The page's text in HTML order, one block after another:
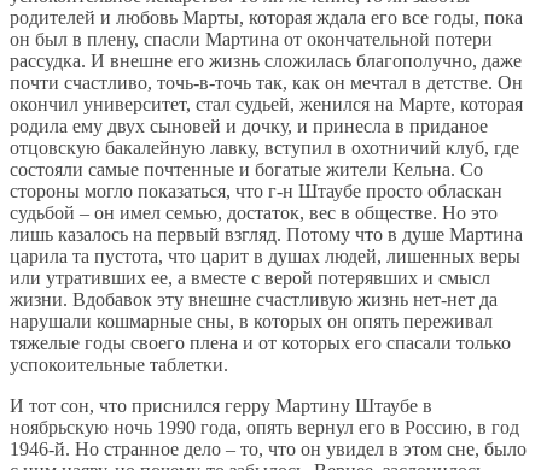
родителей и любовь Марты, которая ждала его все годы, пока
он был в плену, спасли Мартина от окончательной потери
рассудка. И внешне его жизнь сложилась благополучно, даже
почти счастливо, точь-в-точь так, как он мечтал в детстве. Он
окончил университет, стал судьей, женился на Марте, которая
родила ему двух сыновей и дочку, и принесла в приданое
отцовскую бакалейную лавку, вступил в охотничий клуб, где
состояли самые почтенные и богатые жители Кельна. Со
стороны могло показаться, что г-н Штаубе просто обласкан
судьбой – он имел семью, достаток, вес в обществе. Но это
лишь казалось на первый взгляд. Потому что в душе Мартина
царила та пустота, что царит в душах людей, лишенных веры
или утративших ее, а вместе с верой потерявших и смысл
жизни. Вдобавок эту внешне счастливую жизнь нет-нет да
нарушали кошмарные сны, в которых он опять переживал
тяжелые годы своего плена и от которых его спасали только
успокоительные таблетки.
И тот сон, что приснился герру Мартину Штаубе в
ноябрьскую ночь 1990 года, опять вернул его в Россию, в год
1946-й. Но странное дело – то, что он увидел в этом сне, было